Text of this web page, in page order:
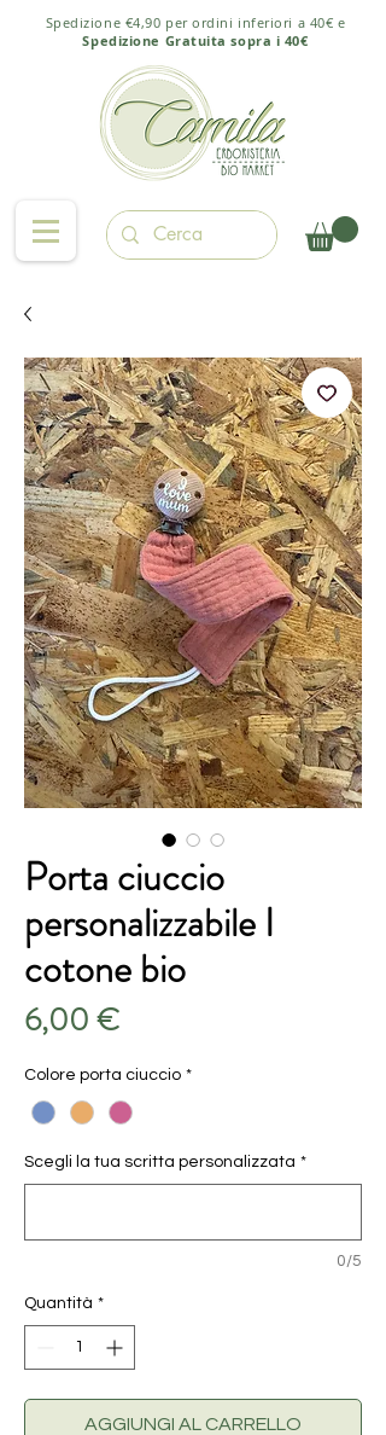
Spedizione €4,90 per ordini inferiori a 40€ e
Spedizione Gratuita sopra i 40€
Porta ciuccio
personalizzabile I
cotone bio
6,00 €Prezzo
Colore porta ciuccio *
Scegli la tua scritta personalizzata *
0/5
Quantità *
AGGIUNGI AL CARRELLO